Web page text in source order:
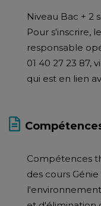
Niveau Bac + 2
Pour s'inscrire,
responsable
01 40 27 23 87,
qui est en lien
Compétences
des cours